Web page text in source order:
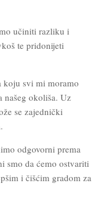
učiniti razliku i
te pridonijeti
koju svi mi moramo
našeg okoliša. Uz
se zajednički
odgovorni prema
smo da ćemo ostvariti
i čišćim gradom za